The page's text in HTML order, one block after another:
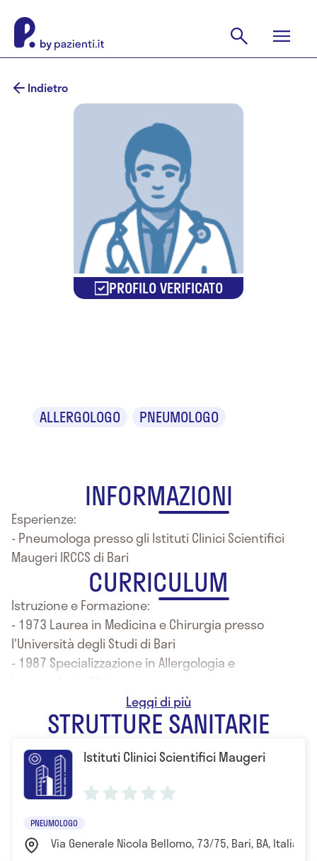
Indietro
PROFILO VERIFICATO
ALLERGOLOGO PNEUMOLOGO
INFORMAZIONI
Esperienze:
- Pneumologa presso gli Istituti Clinici Scientifici
Maugeri IRCCS di Bari
CURRICULUM
Istruzione e Formazione:
- 1973 Laurea in Medicina e Chirurgia presso
l'Università degli Studi di Bari
- 1987 Specializzazione in Allergologia e
- 1991 Specializzazione in Tisiologia e Malattie
dell’Apparato Respiratorio presso l’Università degli
Studi di Napoli
STRUTTURE SANITARIE
Istituti Clinici Scientifici Maugeri
PNEUMOLOGO
Via Generale Nicola Bellomo, 73/75, Bari, BA, Italia